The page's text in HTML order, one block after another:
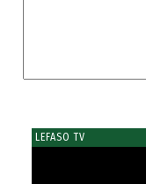
LEFASO TV